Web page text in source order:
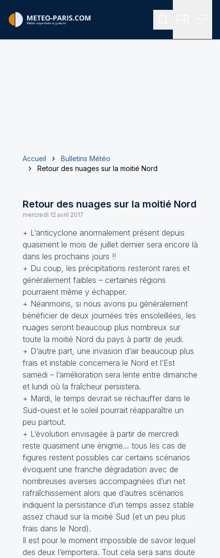
Rechercher
Accueil
Bulletins Météo
Retour des nuages sur la moitié Nord
Retour des nuages sur la moitié Nord
mercredi 12 avril 2017
+ L’anticyclone anormalement présent depuis
quasiment le mois de juillet dernier sera encore là
dans les prochains jours !!
+ Du coup, les précipitations resteront rares et
généralement faibles – certaines régions
pourraient même y échapper.
+ Néanmoins, si nous avons pu généralement
bénéficier de deux journées très ensoleillées, les
nuages seront beaucoup plus nombreux sur
toute la moitié Nord du pays à partir de jeudi.
+ D’autre part, une invasion d’air beaucoup plus
frais et instable concernera le Nord et l’Est
samedi – l’amélioration sera lente entre dimanche
et lundi où la fraîcheur persistera.
+ Mardi, le temps devrait se réchauffer dans le
Sud-ouest et le soleil pourrait réapparaître un
peu partout.
+ L‘évolution envisagée à partir de mercredi
reste quasiment une énigme… tous les cas de
figures restent possibles car certains scénarios
évoquent une franche dégradation avec de
nombreuses averses accompagnées d’un net
rafraîchissement alors que d’autres scénarios
indiquent la persistance d’un temps assez stable
assez chaud sur la moitié Sud (et un peu plus
frais dans le Nord).
Il est pour le moment impossible de savoir lequel
des deux l’emportera. Tout cela sera sans doute